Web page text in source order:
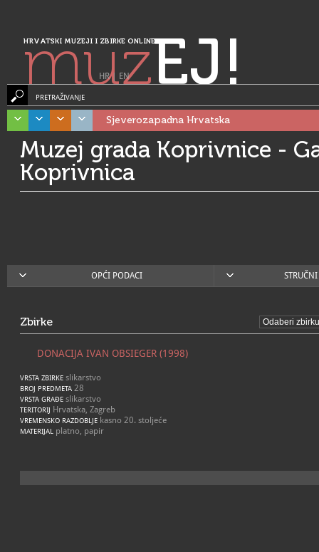
HRVATSKI MUZEJI I ZBIRKE ONLINE
muzEJ!
HR| EN
PRETRAŽIVANJE
Sjeverozapadna Hrvatska
Muzej grada Koprivnice -
Koprivnica
OPĆI PODACI
Zbirke
DONACIJA IVAN OBSIEGER (1998)
VRSTA ZBIRKE slikarstvo
BROJ PREDMETA 28
VRSTA GRAĐE slikarstvo
TERITORIJ Hrvatska, Zagreb
VREMENSKO RAZDOBLJE kasno 20. stoljeće
MATERIJAL platno, papir